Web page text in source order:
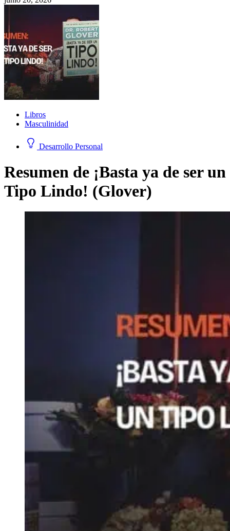
Libros
Masculinidad
Desarrollo Personal
Resumen de ¡Basta ya de ser un
Tipo Lindo! (Glover)